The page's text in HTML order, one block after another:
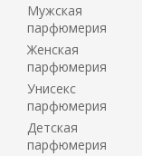
Мужская
парфюмерия
Женская
парфюмерия
Унисекс
парфюмерия
Детская
парфюмерия